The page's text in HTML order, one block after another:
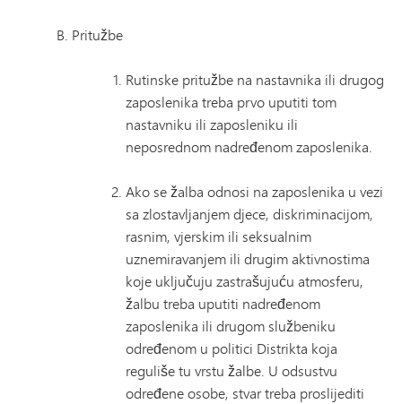
Pritužbe
Rutinske pritužbe na nastavnika ili drugog
zaposlenika treba prvo uputiti tom
nastavniku ili zaposleniku ili
neposrednom nadređenom zaposlenika.
Ako se žalba odnosi na zaposlenika u vezi
sa zlostavljanjem djece, diskriminacijom,
rasnim, vjerskim ili seksualnim
uznemiravanjem ili drugim aktivnostima
koje uključuju zastrašujuću atmosferu,
žalbu treba uputiti nadređenom
zaposlenika ili drugom službeniku
određenom u politici Distrikta koja
reguliše tu vrstu žalbe. U odsustvu
određene osobe, stvar treba proslijediti